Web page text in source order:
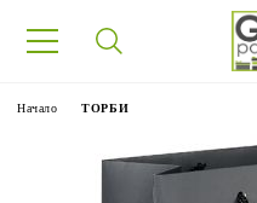
Начало ТОРБИ